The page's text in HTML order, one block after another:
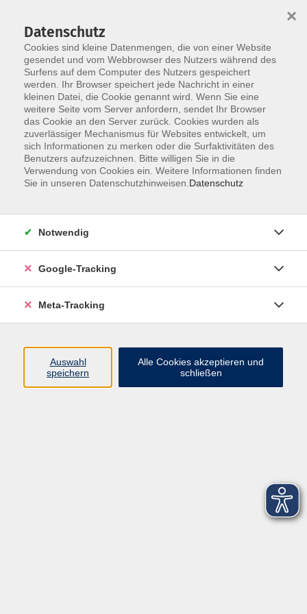
Skip to main content
Der Kurs konnte nicht gefunden werden.
Über uns
Datenschutz
Cookies sind kleine Datenmengen, die von einer Website
gesendet und vom Webbrowser des Nutzers während des
Surfens auf dem Computer des Nutzers gespeichert
werden. Ihr Browser speichert jede Nachricht in einer
kleinen Datei, die Cookie genannt wird. Wenn Sie eine
weitere Seite vom Server anfordern, sendet Ihr Browser
das Cookie an den Server zurück. Cookies wurden als
zuverlässiger Mechanismus für Websites entwickelt, um
sich Informationen zu merken oder die Surfaktivitäten des
Benutzers aufzuzeichnen. Bitte willigen Sie in die
Verwendung von Cookies ein. Weitere Informationen finden
Sie in unseren Datenschutzhinweisen. Datenschutz
×
Notwendig
Google-Tracking
Meta-Tracking
Auswahl
speichern
Alle Cookies akzeptieren und
schließen